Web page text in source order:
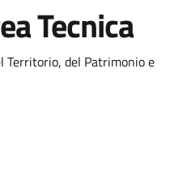
Tecnica
Territorio, del Patrimonio e